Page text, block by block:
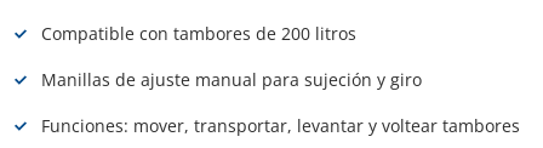
Compatible con tambores de 200 litros
Manillas de ajuste manual para sujeción y giro
Funciones: mover, transportar, levantar y voltear tambores